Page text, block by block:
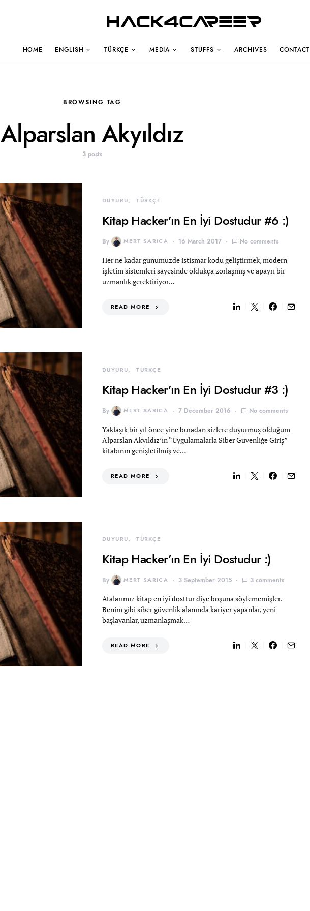
Hack4Career
HOME ENGLISH TÜRKÇE MEDIA STUFFS ARCHIVES CONTACT
BROWSING TAG
Alparslan Akyıldız
3 posts
DUYURU TÜRKÇE
Kitap Hacker’ın En İyi Dostudur #6 :)
By MERT SARICA 16 March 2017 No comments
Her ne kadar günümüzde istismar kodu geliştirmek, modern
işletim sistemleri sayesinde oldukça zorlaşmış ve apayrı bir
uzmanlık gerektiriyor…
READ MORE
DUYURU TÜRKÇE
Kitap Hacker’ın En İyi Dostudur #3 :)
By MERT SARICA 7 December 2016 No comments
Yaklaşık bir yıl önce yine buradan sizlere duyurmuş olduğum
Alparslan Akyıldız’ın “Uygulamalarla Siber Güvenliğe Giriş”
kitabının genişletilmiş ve…
READ MORE
DUYURU TÜRKÇE
Kitap Hacker’ın En İyi Dostudur :)
By MERT SARICA 3 September 2015 3 comments
Atalarımız kitap en iyi dosttur diye boşuna söylememişler.
Benim gibi siber güvenlik alanında kariyer yapanlar, yeni
başlayanlar, uzmanlaşmak…
READ MORE